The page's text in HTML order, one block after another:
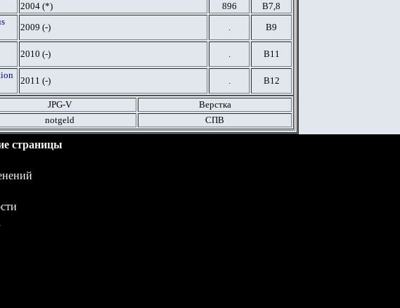
2004 (*) 896
В7,8
2009 (-) .
В9
2010 (-) .
В11
2011 (-) . В12
JPG-V
Верстка
notgeld СПВ
страницы